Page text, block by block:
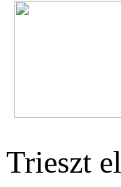
Trieszt